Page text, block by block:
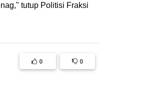
tutup Politisi Fraksi
0 0